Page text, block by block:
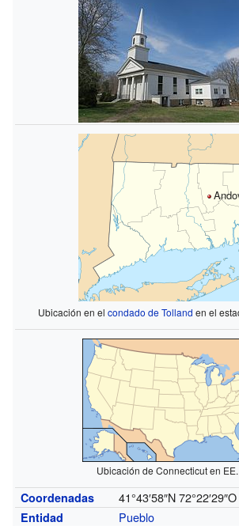
Ubicación en elcondado de Tolland en el
Ubicación de Connecticut en
Coordenadas 41°43′58″N 72°22′29″O
Entidad
Pueblo